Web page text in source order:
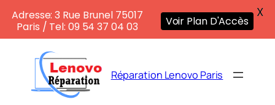
contenu
Réparation Lenovo Paris
Adresse: 3 Rue Brunel 75017
Paris / Tel: 09 54 37 04 03
Voir Plan D'Accès
X